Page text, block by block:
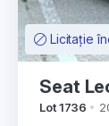
Licitație
Seat
Lot 1736